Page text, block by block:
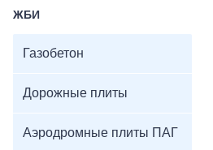
ЖБИ
Газобетон
Дорожные плиты
Аэродромные плиты ПАГ